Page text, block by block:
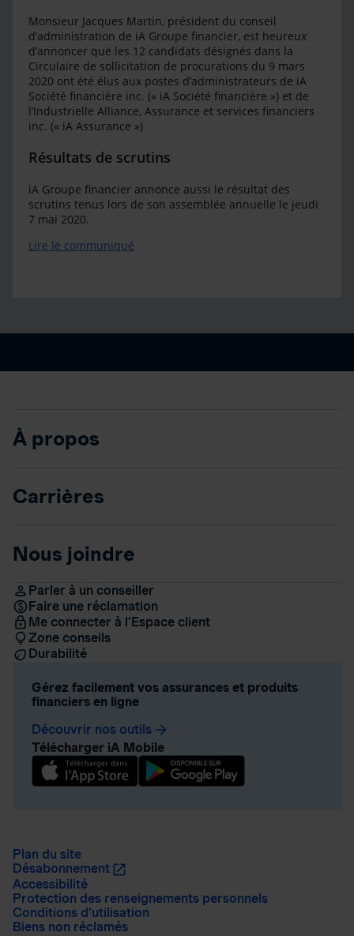
Monsieur Jacques Martin, président du conseil
d’administration de iA Groupe financier, est heureux
d’annoncer que les 12 candidats désignés dans la
Circulaire de sollicitation de procurations du 9 mars
2020 ont été élus aux postes d’administrateurs de iA
Société financière inc. (« iA Société financière ») et de
l’Industrielle Alliance, Assurance et services financiers
inc. (« iA Assurance »)
Résultats de scrutins
iA Groupe financier annonce aussi le résultat des
scrutins tenus lors de son assemblée annuelle le jeudi
7 mai 2020.
Lire le communiqué
À propos
Carrières
Nous joindre
Parler à un conseiller
Faire une réclamation
Me connecter à l’Espace client
Zone conseils
Durabilité
Gérez facilement vos assurances et produits
financiers en ligne
Découvrir nos outils arrow_forward
Télécharger iA Mobile
Plan du site
Désabonnement
Accessibilité
Protection des renseignements personnels
Conditions d’utilisation
Biens non réclamés